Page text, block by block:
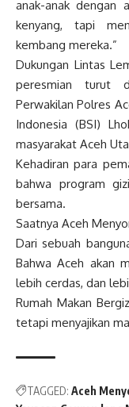
anak-anak dengan
kenyang, tapi
kembang mereka.”
Dukungan Lintas
peresmian turut
Perwakilan Polres
Indonesia (BSI)
masyarakat Aceh
Kehadiran para
bahwa program
bersama.
Saatnya Aceh
Dari sebuah
Bahwa Aceh akan
lebih cerdas, dan
Rumah Makan
tetapi menyajikan
TAGGED: Aceh